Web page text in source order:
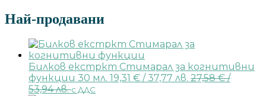
Най-продавани
Билков екстркт Стимарал за когнитивни
функции 30 мл. 19,31 € / 37,77 лв. 27,58€/
53,94 лв.с ДДС